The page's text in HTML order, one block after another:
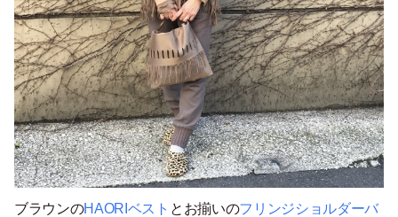
ブラウンのHAORIベスト とお揃いのフリンジショルダーバ